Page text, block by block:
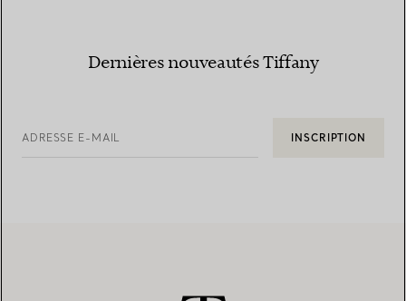
Dernières nouveautés Tiffany
ADRESSE E-MAIL INSCRIPTION